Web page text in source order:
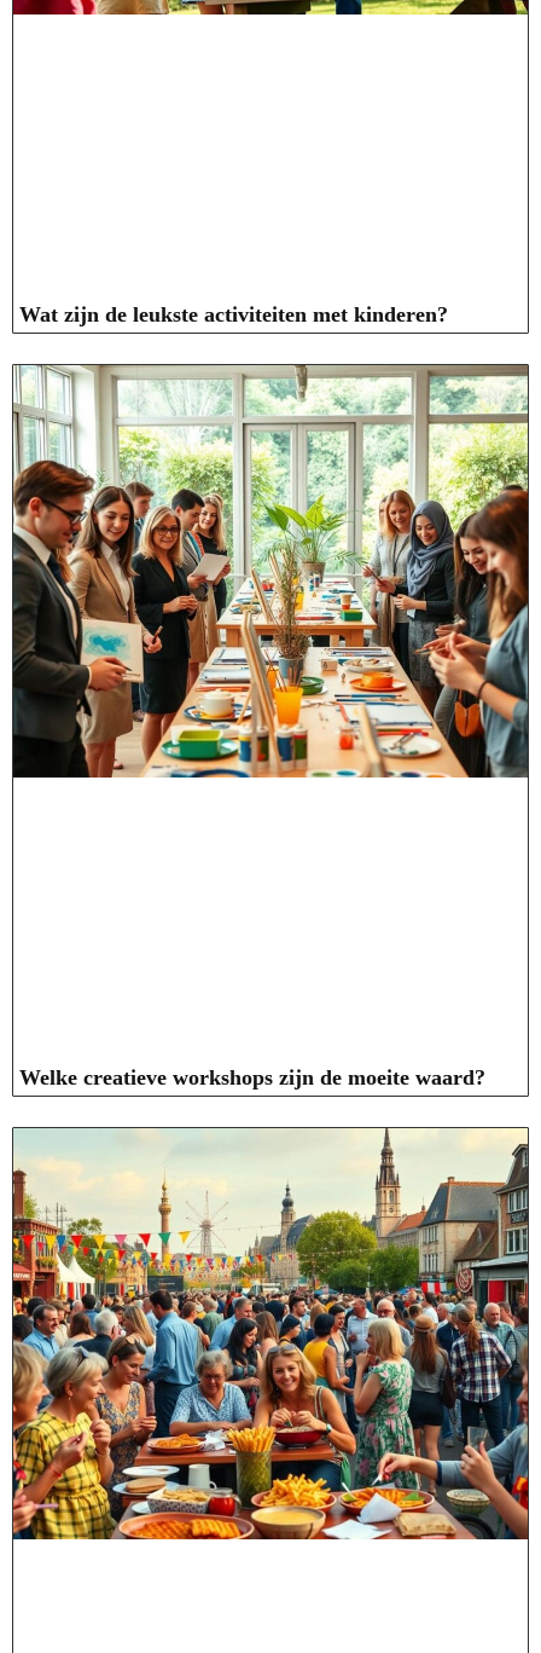
Wat zijn de leukste activiteiten met kinderen?
Welke creatieve workshops zijn de moeite waard?